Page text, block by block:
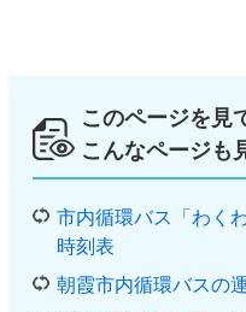
このページを見
こんなページも
市内循環バス「わく
時刻表
朝霞市内循環バスの